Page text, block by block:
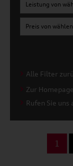
Leistung von
Preis von wählen
Alle Filter
Zur Homepage
Rufen Sie
1